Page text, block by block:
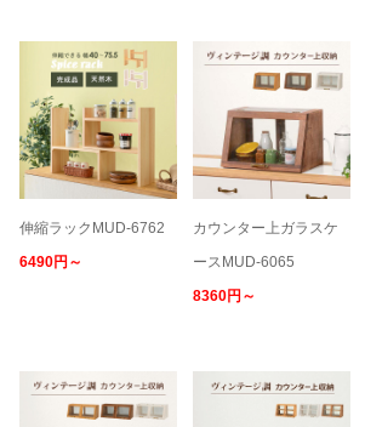
伸縮ラックMUD-6762
6490円～
カウンター上ガラスケ
ースMUD-6065
8360円～